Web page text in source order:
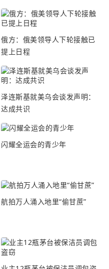
俄方：俄美领导人下轮接触已
提上日程
泽连斯基就美乌会谈发声明：
达成共识
闪耀全运会的青少年
航拍万人涌入地里“偷甘蔗”